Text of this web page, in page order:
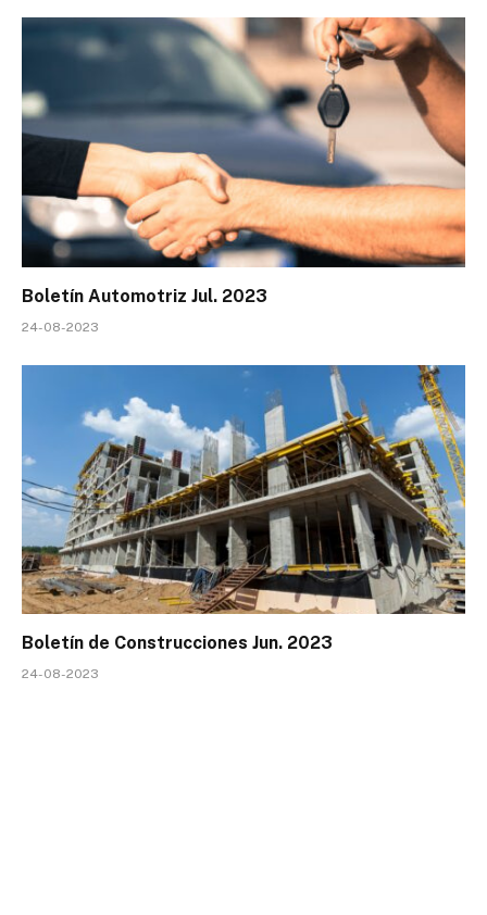
Boletín Automotriz Jul. 2023
24-08-2023
Boletín de Construcciones Jun. 2023
24-08-2023